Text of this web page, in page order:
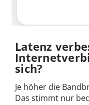
Latenz
sich?
Je höher die
Das stimmt nur